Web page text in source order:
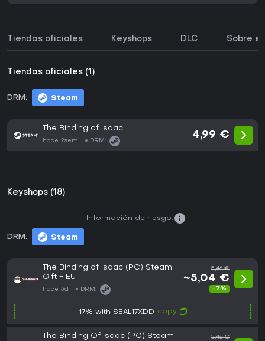
Tiendas oficiales Keyshops DLC Sobre
Tiendas oficiales (1)
DRM: Steam
The Binding of Isaac
hace 2sem DRM:
4,99 €
Keyshops (18)
DRM: Steam
Información de riesgo:
The Binding of Isaac (PC) Steam
Gift - EU
hace 3d DRM:
5,46 €
~5,04 €
-7%
-17% with SEAL17XDD copy
The Binding Of Isaac (PC) Steam
5,46 €